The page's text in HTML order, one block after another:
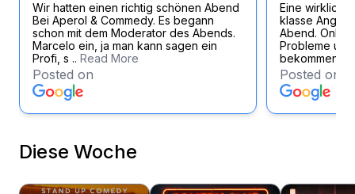
Wir hatten einen richtig schönen Abend
Bei Aperol & Commedy. Es begann
schon mit dem Moderator des Abends.
Marcelo ein, ja man kann sagen ein
Profi, s .. Read More
Posted on
Eine wirklich
klasse
Abend.
Probleme
bekommen
Posted on
Diese Woche